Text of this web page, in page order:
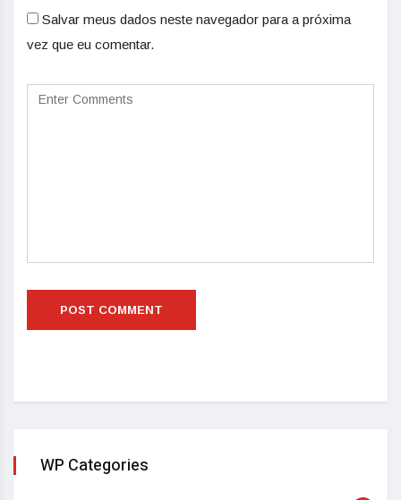
Salvar meus dados neste navegador para a próxima
vez que eu comentar.
WP Categories